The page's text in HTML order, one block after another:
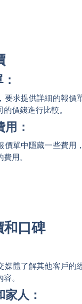
要求提供詳細的報價
價錢進行比較。
：
單中隱藏一些費用
用。
和口碑
媒體了解其他客戶的
。
人：